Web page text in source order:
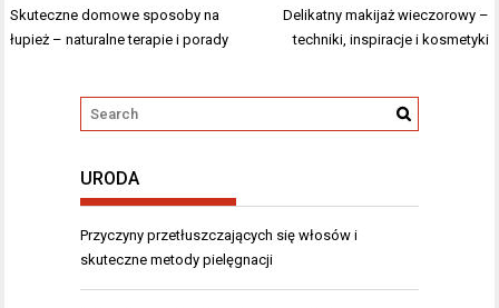
Nawigacja
wpisu
Skuteczne domowe sposoby na
łupież – naturalne terapie i porady
Delikatny makijaż wieczorowy –
techniki, inspiracje i kosmetyki
URODA
Przyczyny przetłuszczających się włosów i
skuteczne metody pielęgnacji